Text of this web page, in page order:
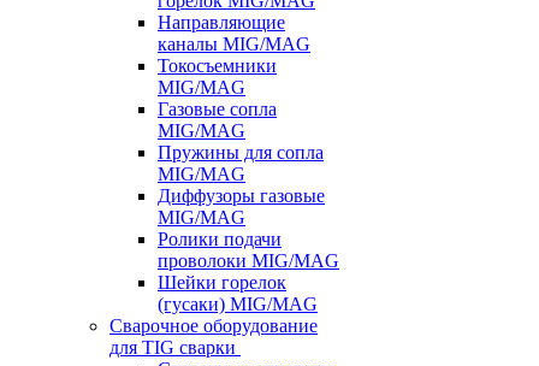
Направляющие
каналы MIG/MAG
Токосъемники
MIG/MAG
Газовые сопла
MIG/MAG
Пружины для сопла
MIG/MAG
Диффузоры газовые
MIG/MAG
Ролики подачи
проволоки MIG/MAG
Шейки горелок
(гусаки) MIG/MAG
Сварочное оборудование
для TIG сварки